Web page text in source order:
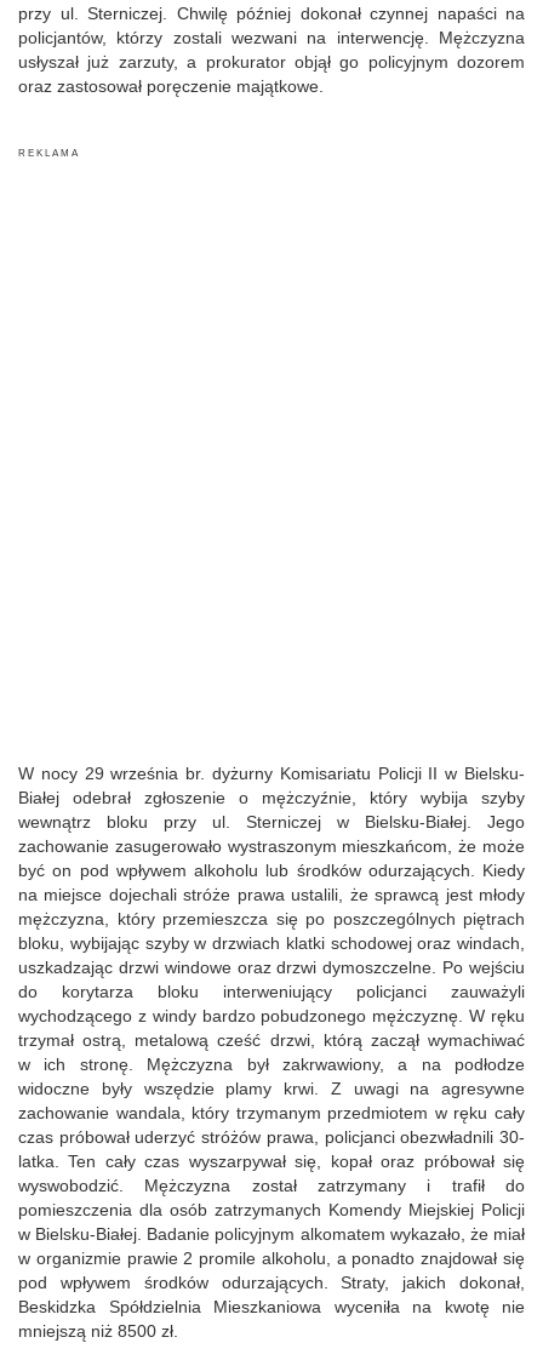
przy ul. Sterniczej. Chwilę później dokonał czynnej napaści na
policjantów, którzy zostali wezwani na interwencję. Mężczyzna
usłyszał już zarzuty, a prokurator objął go policyjnym dozorem
oraz zastosował poręczenie majątkowe.
R E K L A M A
W nocy 29 września br. dyżurny Komisariatu Policji II w Bielsku-
Białej odebrał zgłoszenie o mężczyźnie, który wybija szyby
wewnątrz bloku przy ul. Sterniczej w Bielsku-Białej. Jego
zachowanie zasugerowało wystraszonym mieszkańcom, że może
być on pod wpływem alkoholu lub środków odurzających. Kiedy
na miejsce dojechali stróże prawa ustalili, że sprawcą jest młody
mężczyzna, który przemieszcza się po poszczególnych piętrach
bloku, wybijając szyby w drzwiach klatki schodowej oraz windach,
uszkadzając drzwi windowe oraz drzwi dymoszczelne. Po wejściu
do korytarza bloku interweniujący policjanci zauważyli
wychodzącego z windy bardzo pobudzonego mężczyznę. W ręku
trzymał ostrą, metalową cześć drzwi, którą zaczął wymachiwać
w ich stronę. Mężczyzna był zakrwawiony, a na podłodze
widoczne były wszędzie plamy krwi. Z uwagi na agresywne
zachowanie wandala, który trzymanym przedmiotem w ręku cały
czas próbował uderzyć stróżów prawa, policjanci obezwładnili 30-
latka. Ten cały czas wyszarpywał się, kopał oraz próbował się
wyswobodzić. Mężczyzna został zatrzymany i trafił do
pomieszczenia dla osób zatrzymanych Komendy Miejskiej Policji
w Bielsku-Białej. Badanie policyjnym alkomatem wykazało, że miał
w organizmie prawie 2 promile alkoholu, a ponadto znajdował się
pod wpływem środków odurzających. Straty, jakich dokonał,
Beskidzka Spółdzielnia Mieszkaniowa wyceniła na kwotę nie
mniejszą niż 8500 zł.